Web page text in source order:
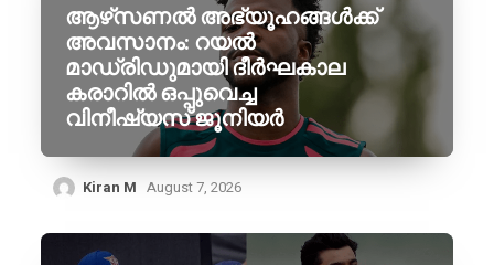
ആഴ്‌സണൽ അഭ്യൂഹങ്ങൾക്ക്
അവസാനം: റയൽ
മാഡ്രിഡുമായി ദീർഘകാല
കരാറിൽ ഒപ്പുവെച്ച
വിനീഷ്യസ് ജൂനിയർ
Kiran M August 7, 2026